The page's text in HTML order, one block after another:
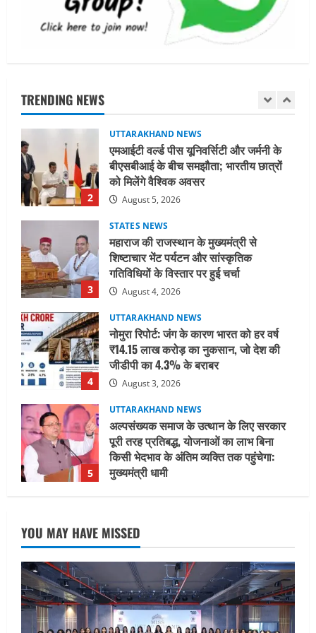
TRENDING NEWS
1 August 5, 2026
2
UTTARAKHAND NEWS
3
STATES NEWS
महाराज की राजस्थान के मुख्यमंत्री से
शिष्टाचार भेंट पर्यटन और सांस्कृतिक
गतिविधियों के विस्तार पर हुई चर्चा
August 4, 2026
4
UTTARAKHAND NEWS
नोमुरा रिपोर्ट: जंग के कारण भारत को हर वर्ष
₹14.15 लाख करोड़ का नुकसान, जो देश की
जीडीपी का 4.3% के बराबर
August 3, 2026
5
UTTARAKHAND NEWS
अल्पसंख्यक समाज के उत्थान के लिए सरकार
पूरी तरह प्रतिबद्ध, योजनाओं का लाभ बिना
किसी भेदभाव के अंतिम व्यक्ति तक पहुंचेगा:
मुख्यमंत्री धामी
1
UTTARAKHAND NEWS
मिस उत्तराखंड 2026 के सब-कॉन्टेस्ट ‘मिस
ब्यूटीफुल आइज़’ एवं ‘मिस ब्यूटीफुल हेयर’ का
आयोजन
August 5, 2026
2
बीएसबीआई के बीच समझौता; भारतीय छात्रों
को मिलेंगे वैश्विक अवसर
August 5, 2026
STATES NEWS
महाराज की राजस्थान के मुख्यमंत्री से
शिष्टाचार भेंट पर्यटन और सांस्कृतिक
YOU MAY HAVE MISSED